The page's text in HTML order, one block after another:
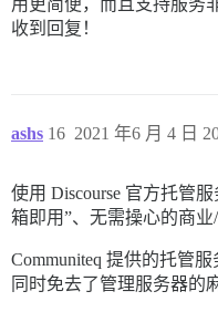
用更简便，而且支持服务
收到回复！
ashs 2021 年6 月 4 日
16
使用 Discourse 官方托管
箱即用”、无需操心的商业
Communiteq 提供的托管
同时免去了管理服务器的